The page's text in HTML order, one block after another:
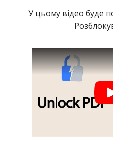
У цьому відео буде